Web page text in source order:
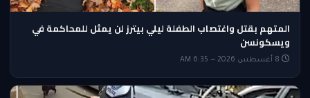
المتهم بقتل واغتصاب الطفلة ليلي بيترز لن يمثل للمحاكمة في
ويسكونسن